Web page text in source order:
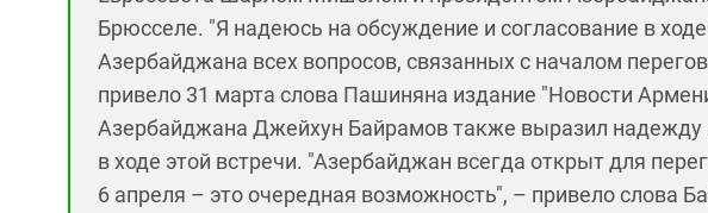
Брюсселе. "Я надеюсь на обсуждение и согласование в
Азербайджана всех вопросов, связанных с началом
привело 31 марта слова Пашиняна издание "Новости
Азербайджана Джейхун Байрамов также выразил надежду
в ходе этой встречи. "Азербайджан всегда открыт для
6 апреля – это очередная возможность", – привело слова